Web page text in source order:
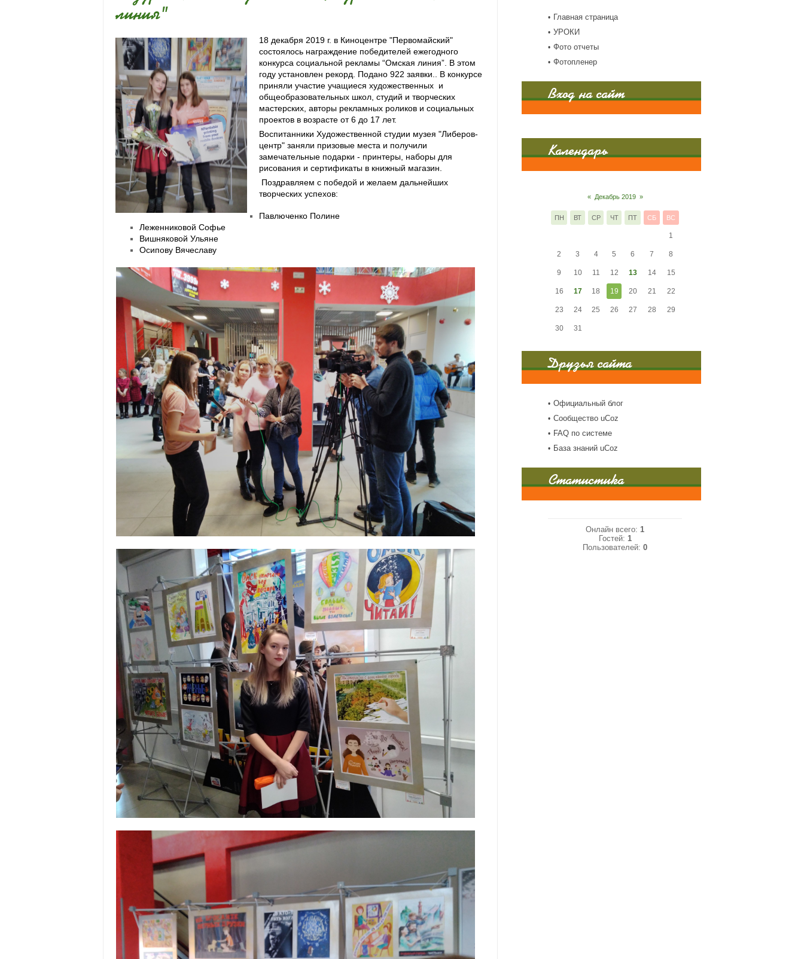
линия"
18 декабря 2019 г. в Киноцентре "Первомайский"
состоялось награждение победителей ежегодного
конкурса социальной рекламы “Омская линия”. В этом
году установлен рекорд. Подано 922 заявки.. В конкурсе
приняли участие учащиеся художественных и
общеобразовательных школ, студий и творческих
мастерских, авторы рекламных роликов и социальных
проектов в возрасте от 6 до 17 лет.
Воспитанники Художественной студии музея "Либеров-
центр" заняли призовые места и получили
замечательные подарки - принтеры, наборы для
рисования и сертификаты в книжный магазин.
Поздравляем с победой и желаем дальнейших
творческих успехов:
Павлюченко Полине
Леженниковой Софье
Вишняковой Ульяне
Осипову Вячеславу
Главная страница
УРОКИ
Фото отчеты
Фотопленер
Вход на сайт
Календарь
« Декабрь 2019 »
ПН ВТ СР ЧТ ПТ СБ ВС
1
2 3 4 5 6 7 8
9 10 11 12 13 14 15
16 17 18 19 20 21 22
23 24 25 26 27 28 29
30 31
Друзья сайта
Официальный блог
Сообщество uCoz
FAQ по системе
База знаний uCoz
Статистика
Онлайн всего: 1
Гостей: 1
Пользователей: 0